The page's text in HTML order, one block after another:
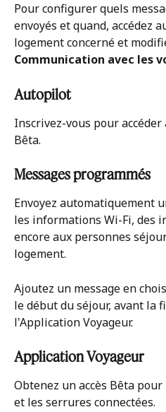
Pour configurer quels
envoyés et quand, accédez
logement concerné et
Communication avec les
Autopilot
Inscrivez-vous pour
Bêta.
Messages programmés
Envoyez automatiquement
les informations Wi-Fi, des
encore aux personnes
logement.
Ajoutez un message en
le début du séjour, avant la
l'Application Voyageur.
Application Voyageur
Obtenez un accès Bêta
et les serrures connectées.